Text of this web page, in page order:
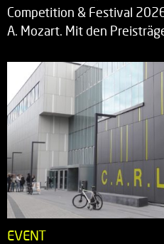
Competition & Festival
A. Mozart. Mit den
EVENT